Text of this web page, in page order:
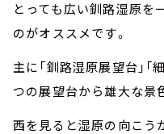
とっても広い釧路湿原を
のがオススメです。
主に「釧路湿原展望台」「
つの展望台から雄大な景
西を見ると湿原の向こう